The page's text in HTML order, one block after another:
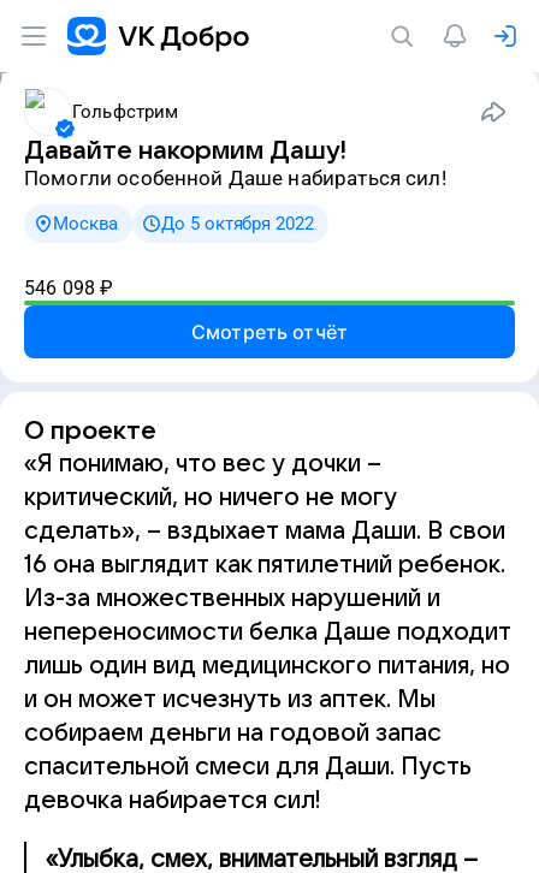
Гольфстрим
Давайте накормим Дашу!
Помогли особенной Даше набираться сил!
Москва До 5 октября 2022
546 098 ₽
Смотреть отчёт
О проекте
«Я понимаю, что вес у дочки –
критический, но ничего не могу
сделать», – вздыхает мама Даши. В свои
16 она выглядит как пятилетний ребенок.
Из-за множественных нарушений и
непереносимости белка Даше подходит
лишь один вид медицинского питания, но
и он может исчезнуть из аптек. Мы
собираем деньги на годовой запас
спасительной смеси для Даши. Пусть
девочка набирается сил!
«Улыбка, смех, внимательный взгляд –